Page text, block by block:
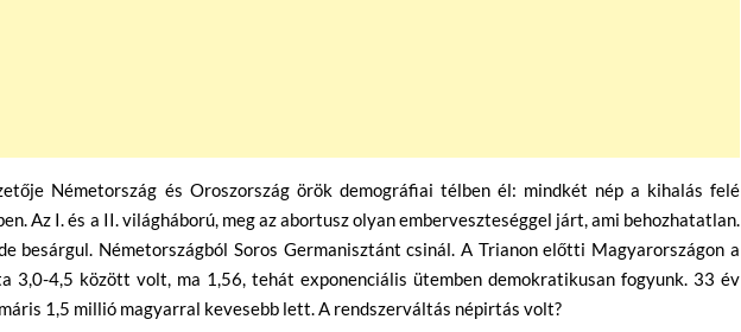
Németország és Oroszország örök demográfiai télben él: mindkét nép a kihalás felé
Az I. és a II. világháború, meg az abortusz olyan emberveszteséggel járt, ami behozhatatlan.
besárgul. Németországból Soros Germanisztánt csinál. A Trianon előtti Magyarországon a
3,0-4,5 között volt, ma 1,56, tehát exponenciális ütemben demokratikusan fogyunk. 33 év
1,5 millió magyarral kevesebb lett. A rendszerváltás népirtás volt?